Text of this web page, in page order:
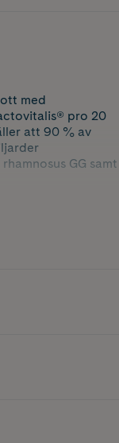
med
pro 20
att 90 % av
GG samt